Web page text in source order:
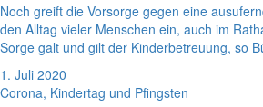
Noch greift die Vorsorge gegen eine
den Alltag vieler Menschen ein, auch im
Sorge galt und gilt der Kinderbetreuung, so
1. Juli 2020
Corona, Kindertag und Pfingsten